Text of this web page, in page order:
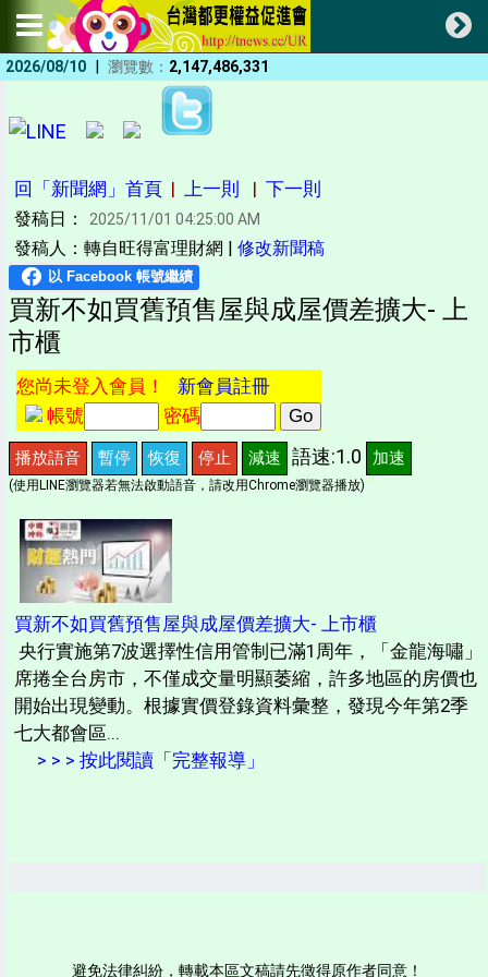
2026/08/10 | 瀏覽數： 2,147,486,331
回「新聞網」首頁 | 上一則 | 下一則
發稿日： 2025/11/01 04:25:00 AM
發稿人：轉自旺得富理財網 | 修改新聞稿
買新不如買舊預售屋與成屋價差擴大- 上
市櫃
您尚未登入會員！ 新會員註冊
帳號
密碼
播放語音 暫停 恢復 停止 減速 語速:1.0 加速
(使用LINE瀏覽器若無法啟動語音，請改用Chrome瀏覽器播放)
買新不如買舊預售屋與成屋價差擴大- 上市櫃
央行實施第7波選擇性信用管制已滿1周年，「金龍海嘯」
席捲全台房市，不僅成交量明顯萎縮，許多地區的房價也
開始出現變動。根據實價登錄資料彙整，發現今年第2季
七大都會區...
> > > 按此閱讀「完整報導」
避免法律糾紛，轉載本區文稿請先徵得原作者同意！